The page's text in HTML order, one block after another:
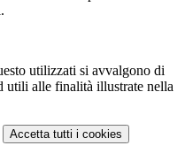
utilizzati si avvalgono di
utili alle finalità illustrate nella
Accetta tutti i cookies